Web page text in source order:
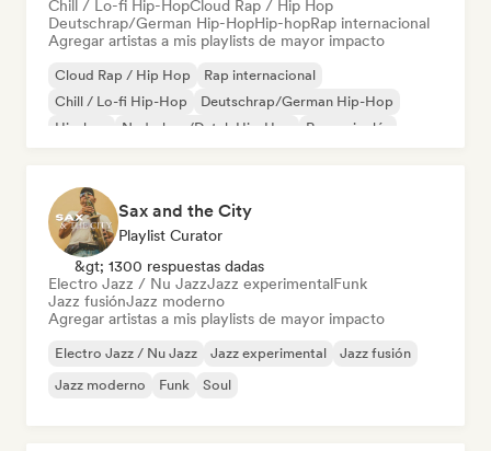
Chill / Lo-fi Hip-HopCloud Rap / Hip Hop
Deutschrap/German Hip-HopHip-hopRap internacional
Agregar artistas a mis playlists de mayor impacto
Cloud Rap / Hip Hop
Rap internacional
Chill / Lo-fi Hip-Hop
Deutschrap/German Hip-Hop
Hip-hop
Nederhop/Dutch Hip-Hop
Rap en inglés
Sax and the City
Playlist Curator
&gt; 1300 respuestas dadas
Electro Jazz / Nu JazzJazz experimentalFunk
Jazz fusiónJazz moderno
Agregar artistas a mis playlists de mayor impacto
Electro Jazz / Nu Jazz Jazz experimental
Jazz fusión
Jazz moderno
Funk Soul